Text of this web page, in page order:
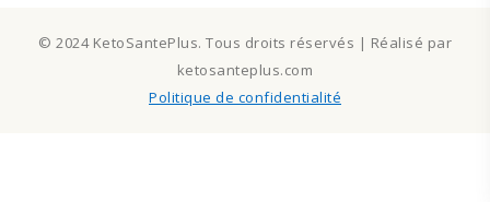
© 2024 KetoSantePlus. Tous droits réservés | Réalisé par
ketosanteplus.com
Politique de confidentialité